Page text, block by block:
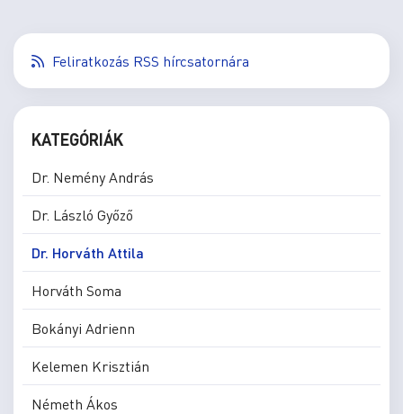
Feliratkozás RSS hírcsatornára
KATEGÓRIÁK
Dr. Nemény András
Dr. László Győző
Dr. Horváth Attila
Horváth Soma
Bokányi Adrienn
Kelemen Krisztián
Németh Ákos